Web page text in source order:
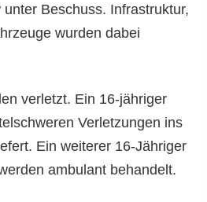
Beschuss. Infrastruktur,
wurden dabei
verletzt. Ein 16-jähriger
Verletzungen ins
Ein weiterer 16-Jähriger
ambulant behandelt.